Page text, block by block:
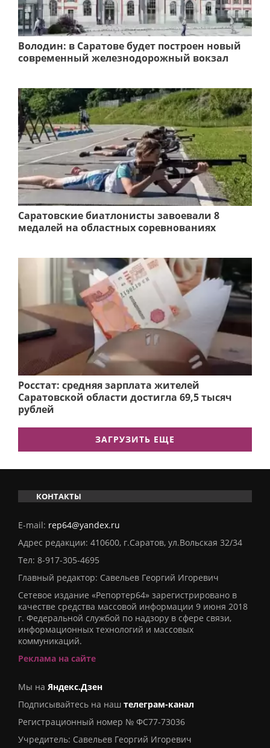
Володин: в Саратове будет построен новый
современный железнодорожный вокзал
Саратовские биатлонисты завоевали 8
медалей на областных соревнованиях
Росстат: средняя зарплата жителей
Саратовской области достигла 69,5 тысяч
рублей
ЗАГРУЗИТЬ ЕЩЕ
КОНТАКТЫ
E-mail: rep64@yandex.ru
Адрес редакции: 410600, г.Саратов, ул.Вольская 32/34
Тел: 8-917-305-4695
Главный редактор: Савельев Георгий Игоревич
Сетевое издание «Репортер64» зарегистрировано в
качестве средства массовой информации 9 июня 2018
г. Федеральной службой по надзору в сфере связи,
информационных технологий и массовых
коммуникаций.
Реклама на сайте
Мы на Яндекс.Дзен
Подписывайтесь на наш телеграм-канал
Регистрационный номер № ФС77-73036
Учредитель: Савельев Георгий Игоревич